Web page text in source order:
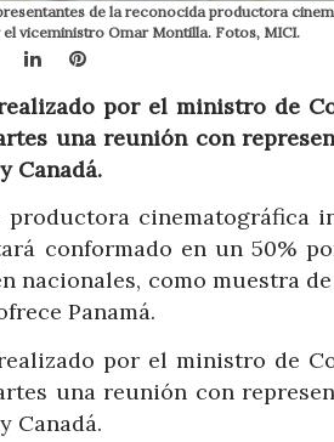
de la reconocida productora
viceministro Omar Montilla. Fotos, MICI.
LinkedInPinterest
por el ministro de
una reunión con
Canadá.
productora cinematográfica
conformado en un 50%
nacionales, como muestra
Panamá.
por el ministro de
una reunión con
Canadá.